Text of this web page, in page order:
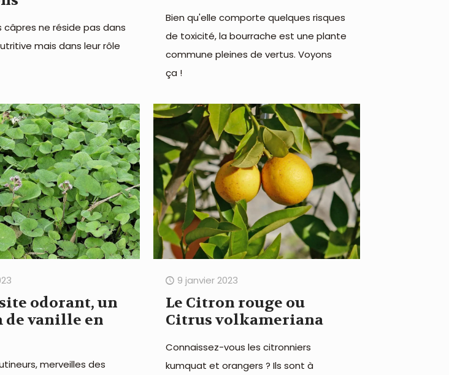
câpres ne réside pas dans
mais dans leur rôle
Bien qu'elle comporte quelques risques
de toxicité, la bourrache est une plante
commune pleines de vertus. Voyons
ça !
odorant, un
de vanille en
merveilles des
9 janvier 2023
Le Citron rouge ou
Citrus volkameriana
Connaissez-vous les citronniers
kumquat et orangers ? Ils sont à